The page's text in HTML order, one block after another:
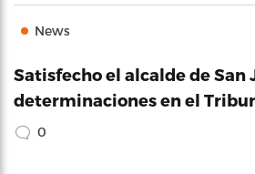
News
Satisfecho el alcalde de San
determinaciones en el
0